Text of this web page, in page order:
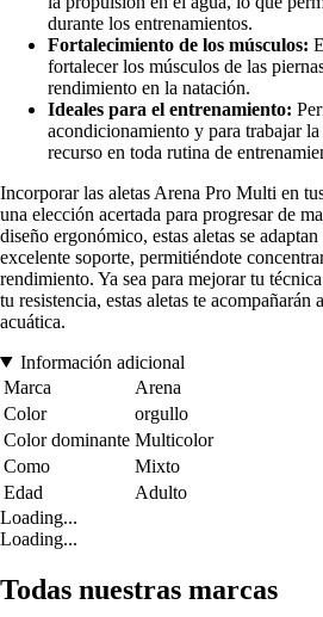
durante los entrenamientos.
Fortalecimiento de los músculos:
fortalecer los músculos de las
rendimiento en la natación.
Ideales para el entrenamiento:
acondicionamiento y para trabajar
recurso en toda rutina de
Incorporar las aletas Arena Pro Multi en
una elección acertada para progresar de
diseño ergonómico, estas aletas se
excelente soporte, permitiéndote
rendimiento. Ya sea para mejorar tu
tu resistencia, estas aletas te
acuática.
Información adicional
Marca
Arena
Color
orgullo
Color dominante Multicolor
Como
Mixto
Edad
Adulto
Loading...
Loading...
Todas nuestras marcas